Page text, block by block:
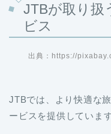
JTBが取り扱
ビス
出典：https://
JTBでは、より快適な
ービスを提供しています